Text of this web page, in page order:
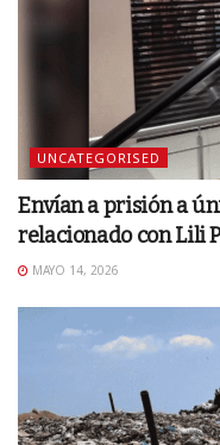
UNCATEGORISED
Envían a prisión a
relacionado con Lili
MAYO 14, 2026